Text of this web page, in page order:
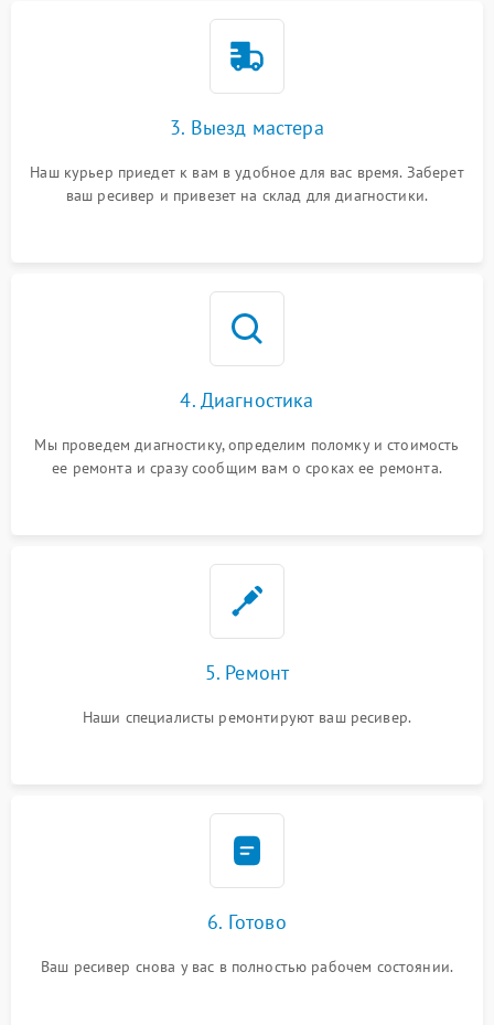
3. Выезд мастера
Наш курьер приедет к вам в удобное для вас время. Заберет
ваш ресивер и привезет на склад для диагностики.
4. Диагностика
Мы проведем диагностику, определим поломку и стоимость
ее ремонта и сразу сообщим вам о сроках ее ремонта.
5. Ремонт
Наши специалисты ремонтируют ваш ресивер.
6. Готово
Ваш ресивер снова у вас в полностью рабочем состоянии.